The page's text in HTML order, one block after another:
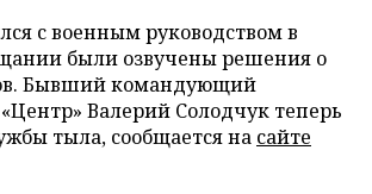
с военным руководством в
были озвучены решения о
Бывший командующий
Валерий Солодчук теперь
тыла, сообщается на сайте